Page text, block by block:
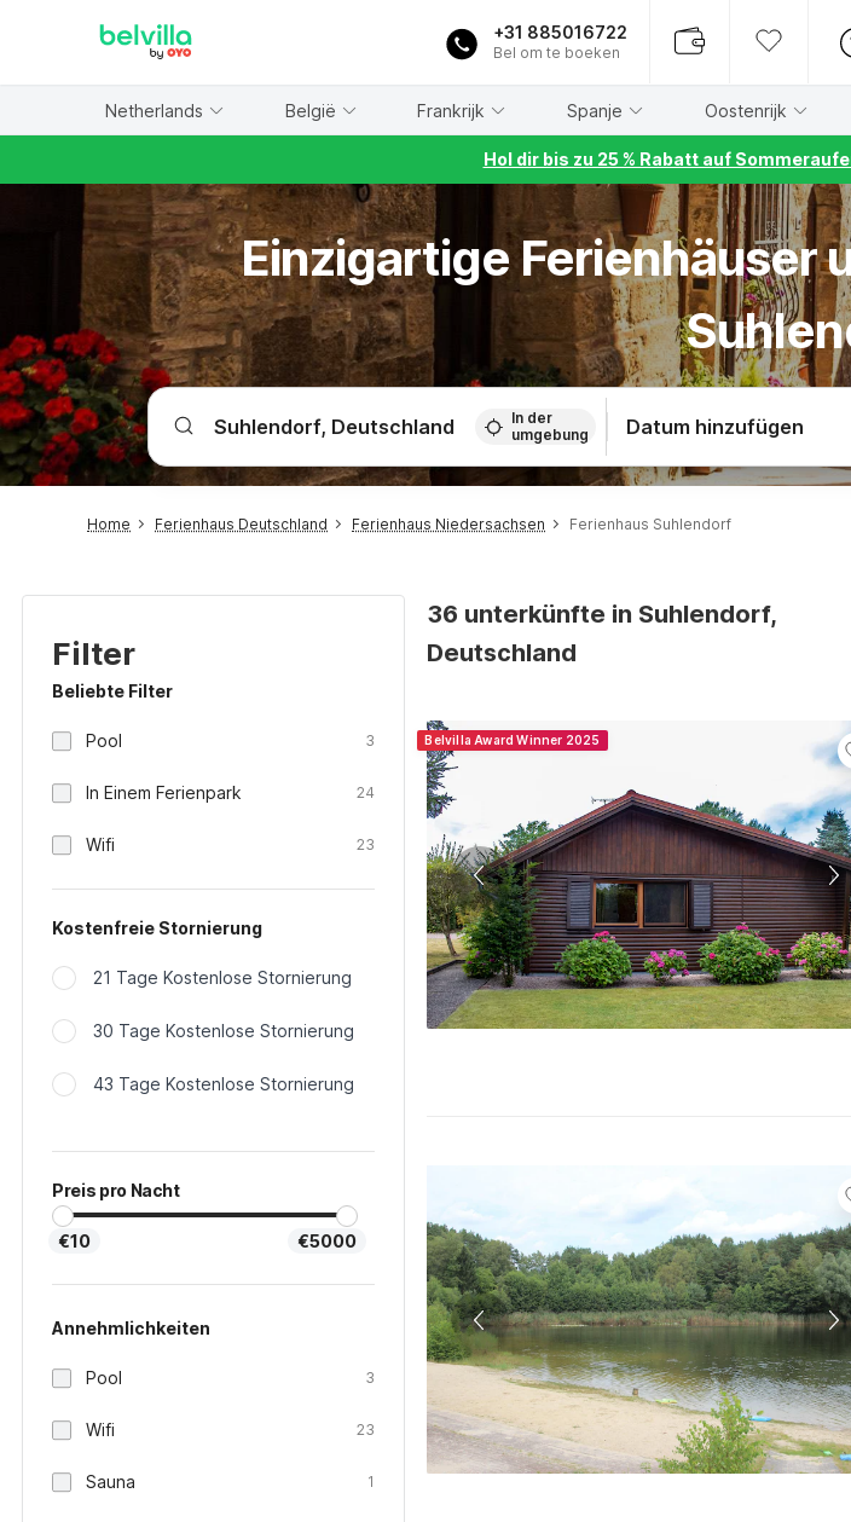
+31 885016722
Bel om te boeken
Netherlands België Frankrijk Spanje Oostenrijk
Hol dir bis zu 25 % Rabatt auf
Einzigartige Ferienhäuser
In der
umgebung
Datum hinzufügen
Home Ferienhaus Deutschland Ferienhaus Niedersachsen Ferienhaus Suhlendorf
Filter
Beliebte Filter
Pool 3
In Einem Ferienpark 24
Wifi 23
Kostenfreie Stornierung
21 Tage Kostenlose Stornierung
30 Tage Kostenlose Stornierung
43 Tage Kostenlose Stornierung
Preis pro Nacht
€10 €5000
Annehmlichkeiten
Pool 3
Wifi 23
Sauna 1
36 unterkünfte in Suhlendorf,
Deutschland
Belvilla Award Winner 2025